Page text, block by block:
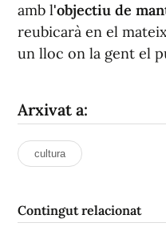
amb l'objectiu de
reubicarà en el
un lloc on la gent el
Arxivat a:
cultura
Contingut relacionat